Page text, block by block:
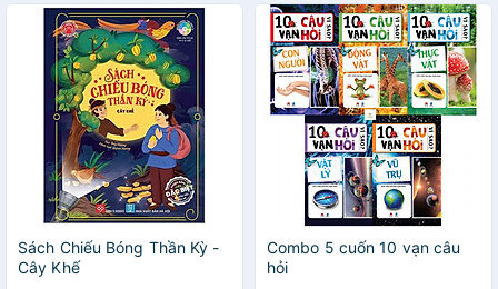
Sách Chiếu Bóng Thần Kỳ -
Cây Khế
Combo 5 cuốn 10 vạn câu
hỏi